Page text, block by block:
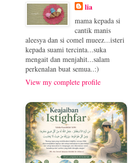
lia
mama kepada si
cantik manis
aleesya dan si comel mueez...isteri
kepada suami tercinta...suka
mengait dan menjahit...salam
perkenalan buat semua..:)
View my complete profile